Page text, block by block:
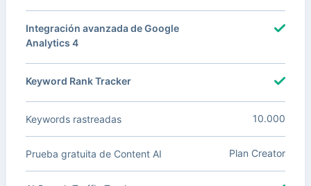
Integración avanzada de Google
Analytics 4
Keyword Rank Tracker
Keywords rastreadas 10.000
Prueba gratuita de Content AI Plan Creator